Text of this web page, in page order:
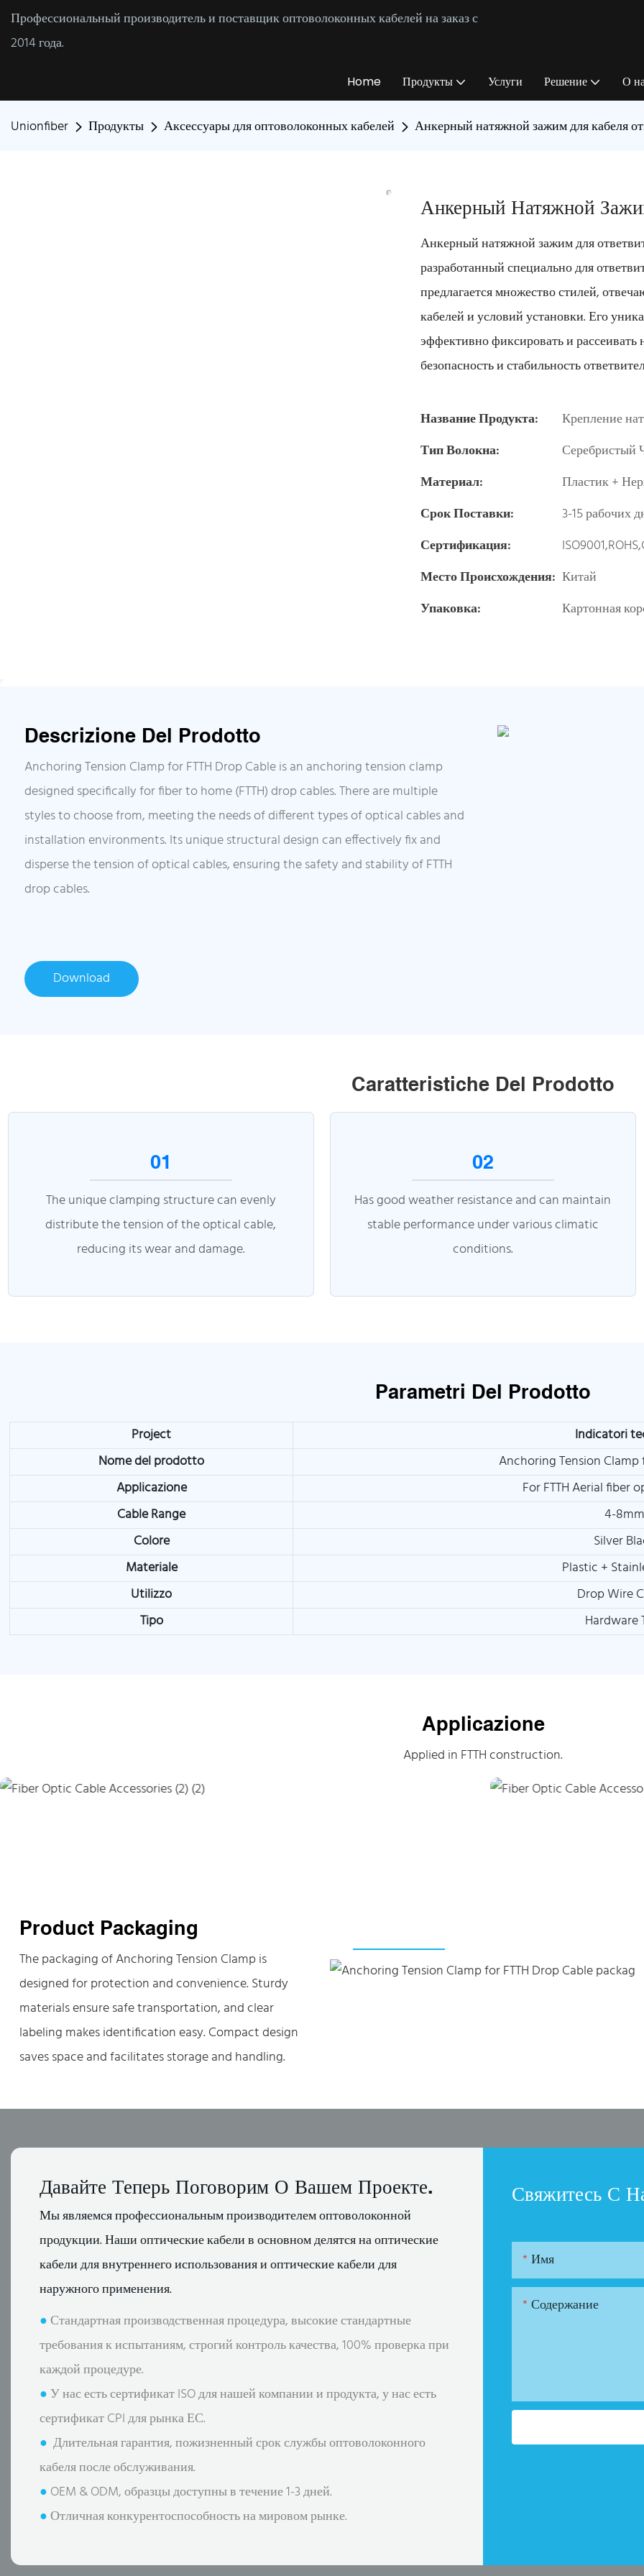
Профессиональный производитель и поставщик оптоволоконных кабелей на заказ с
2014 года.
Home Продукты Услуги Решение О
Unionfiber Продукты Аксессуары для оптоволоконных кабелей Анкерный натяжной зажим для кабеля
Анкерный Натяжной
Анкерный натяжной зажим для
разработанный специально для
предлагается множество стилей,
кабелей и условий установки. Его
эффективно фиксировать и рассеивать
безопасность и стабильность
Название Продукта:
Крепление
Тип Волокна:
Серебристый
Материал:
Пластик +
Срок Поставки:
3-15 рабочих
Сертификация:
Место Происхождения: Китай
Упаковка:
Картонная
Descrizione Del Prodotto
Anchoring Tension Clamp for FTTH Drop Cable is an anchoring tension clamp
designed specifically for fiber to home (FTTH) drop cables. There are multiple
styles to choose from, meeting the needs of different types of optical cables and
installation environments. Its unique structural design can effectively fix and
disperse the tension of optical cables, ensuring the safety and stability of FTTH
drop cables.
Download
Caratteristiche Del Prodotto
01
The unique clamping structure can evenly
distribute the tension of the optical cable,
reducing its wear and damage.
02
Has good weather resistance and can maintain
stable performance under various climatic
conditions.
Parametri Del Prodotto
Project
Indicatori
Nome del prodotto
Anchoring Tension
Applicazione
For FTTH Aerial fiber
Cable Range
4-8mm
Colore
Silver
Materiale
Plastic +
Utilizzo
Drop Wire
Tipo
Hardware
Applicazione
Applied in FTTH construction.
Product Packaging
The packaging of Anchoring Tension Clamp is
designed for protection and convenience. Sturdy
materials ensure safe transportation, and clear
labeling makes identification easy. Compact design
saves space and facilitates storage and handling.
Давайте Теперь Поговорим О Вашем Проекте.
Мы являемся профессиональным производителем оптоволоконной
продукции. Наши оптические кабели в основном делятся на оптические
кабели для внутреннего использования и оптические кабели для
наружного применения.
●Стандартная производственная процедура, высокие стандартные
требования к испытаниям, строгий контроль качества, 100% проверка при
каждой процедуре.
●У нас есть сертификат ISO для нашей компании и продукта, у нас есть
сертификат CPI для рынка ЕС.
● Длительная гарантия, пожизненный срок службы оптоволоконного
кабеля после обслуживания.
● OEM & ODM, образцы доступны в течение 1-3 дней.
●Отличная конкурентоспособность на мировом рынке.
Свяжитесь С
Имя
Содержание